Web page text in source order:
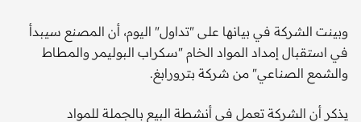
وبينت الشركة في بيانها على "تداول" اليوم، أن المصنع سيبدأ
في استقبال إمداد المواد الخام "سكراب البوليمر والمطاط
والشمع الصناعي" من شركة بترورابغ.
يذكر أن الشركة تعمل في أنشطة البيع بالجملة للمواد